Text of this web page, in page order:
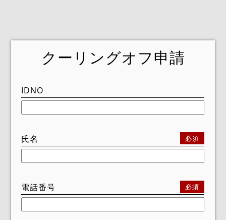
クーリングオフ申請
IDNO
氏名 必須
電話番号 必須